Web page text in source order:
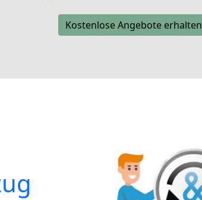
Kostenlose Angebote erhalten